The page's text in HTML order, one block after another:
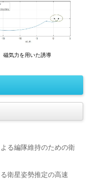
る編隊維持のための衛
衛星姿勢推定の高速